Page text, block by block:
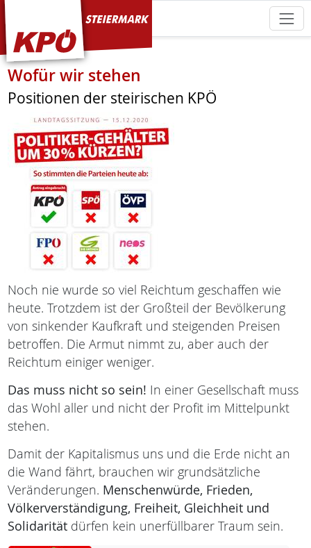
KPÖ Steiermark
Wofür wir stehen
Positionen der steirischen KPÖ
Noch nie wurde so viel Reichtum geschaffen wie
heute. Trotzdem ist der Großteil der Bevölkerung
von sinkender Kaufkraft und steigenden Preisen
betroffen. Die Armut nimmt zu, aber auch der
Reichtum einiger weniger.
Das muss nicht so sein! In einer Gesellschaft muss
das Wohl aller und nicht der Profit im Mittelpunkt
stehen.
Damit der Kapitalismus uns und die Erde nicht an
die Wand fährt, brauchen wir grundsätzliche
Veränderungen. Menschenwürde, Frieden,
Völkerverständigung, Freiheit, Gleichheit und
Solidarität dürfen kein unerfüllbarer Traum sein.